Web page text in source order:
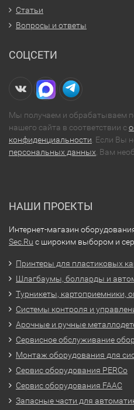
Статьи
Вопросы и ответы
СОЦСЕТИ
Мы получаем и обрабатываем
нашего сайта в соответствии с
конфиденциальности . Если Вы
персональных данных , Вам
НАШИ ПРОЕКТЫ
Интернет-магазин
Sec.Ru с широким выбором и
Принтеры для пластиковых
Шлагбаумы, болларды и
Турникеты, картоприемники,
Системы контроля и
Арочные и ручные
Сервисное обслуживание
Монтаж оборудования для
Сервис оборудования PERCo
Сервис оборудования FAAC
Запасные части для